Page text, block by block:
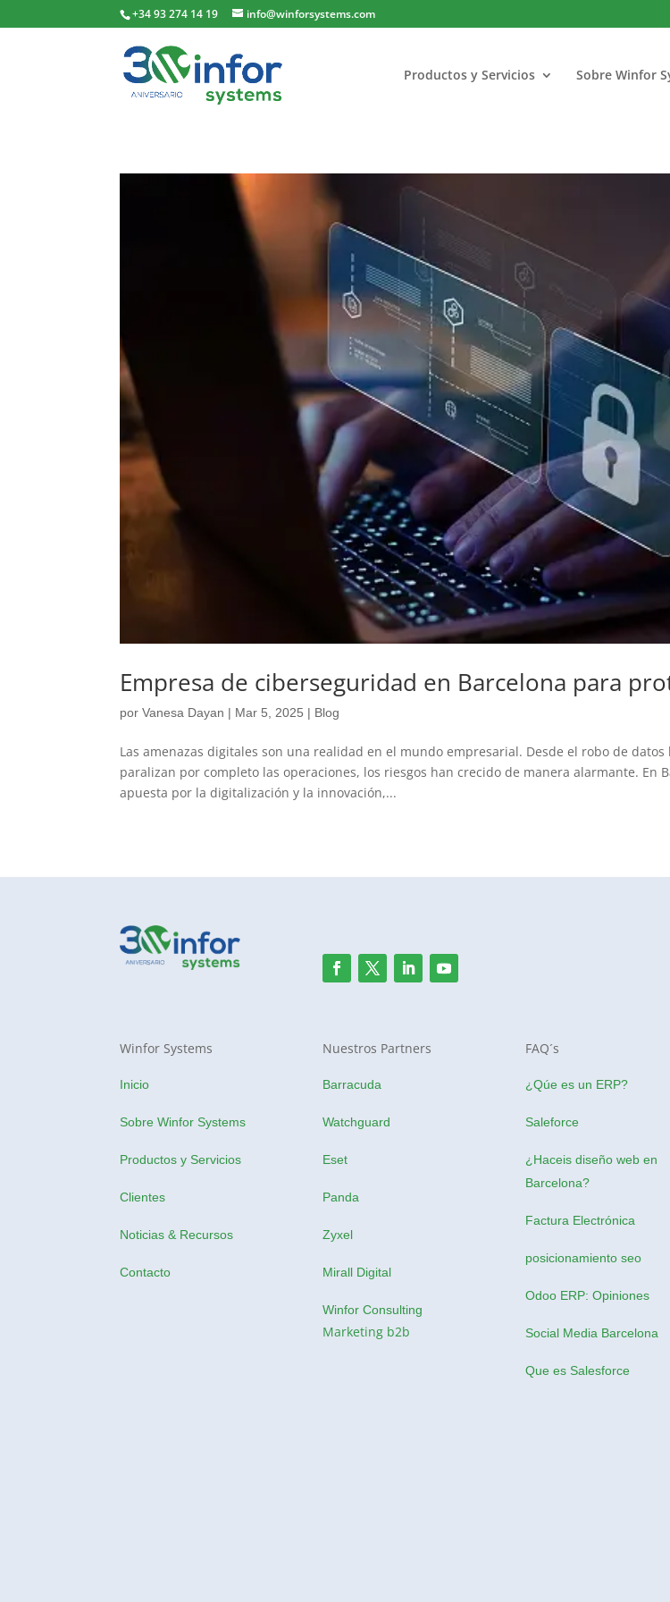
+34 93 274 14 19 info@winforsystems.com
Productos y Servicios Sobre Winfor
Empresa de ciberseguridad en Barcelona para
porVanesa Dayan | Mar 5, 2025 | Blog
Las amenazas digitales son una realidad en el mundo empresarial. Desde el robo de datos
paralizan por completo las operaciones, los riesgos han crecido de manera alarmante. En
apuesta por la digitalización y la innovación,...
Winfor Systems
Inicio
Sobre Winfor Systems
Productos y Servicios
Clientes
Noticias & Recursos
Contacto
Nuestros Partners
Barracuda
Watchguard
Eset
Panda
Zyxel
Mirall Digital
Winfor Consulting
Marketing b2b
FAQ´s
¿Qúe es un ERP?
Saleforce
¿Haceis diseño web en
Barcelona?
Factura Electrónica
posicionamiento seo
Odoo ERP: Opiniones
Social Media Barcelona
Que es Salesforce